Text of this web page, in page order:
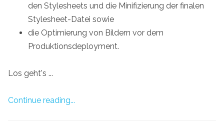
den Stylesheets und die Minifizierung der finalen
Stylesheet-Datei sowie
die Optimierung von Bildern vor dem
Produktionsdeployment.
Los geht's ...
Continue reading...